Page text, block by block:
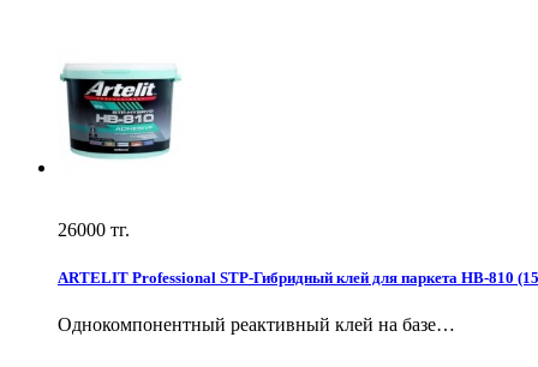
26000 тг.
ARTELIT Professional STP-Гибридный клей для паркета HB-810
Однокомпонентный реактивный клей на базе…